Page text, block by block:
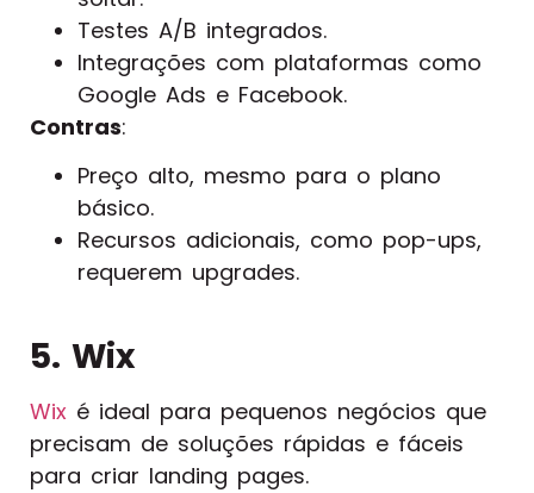
Testes A/B integrados.
Integrações com plataformas como
Google Ads e Facebook.
Contras:
Preço alto, mesmo para o plano
básico.
Recursos adicionais, como pop-ups,
requerem upgrades.
5. Wix
Wix é ideal para pequenos negócios que
precisam de soluções rápidas e fáceis
para criar landing pages.